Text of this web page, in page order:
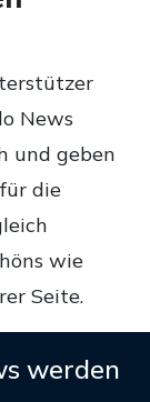
News
und geben
die
wie
Seite.
werden